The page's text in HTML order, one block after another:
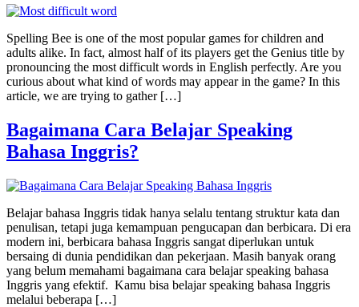
Spelling Bee is one of the most popular games for children and
adults alike. In fact, almost half of its players get the Genius title by
pronouncing the most difficult words in English perfectly. Are you
curious about what kind of words may appear in the game? In this
article, we are trying to gather […]
Bagaimana Cara Belajar Speaking
Bahasa Inggris?
Belajar bahasa Inggris tidak hanya selalu tentang struktur kata dan
penulisan, tetapi juga kemampuan pengucapan dan berbicara. Di era
modern ini, berbicara bahasa Inggris sangat diperlukan untuk
bersaing di dunia pendidikan dan pekerjaan. Masih banyak orang
yang belum memahami bagaimana cara belajar speaking bahasa
Inggris yang efektif. Kamu bisa belajar speaking bahasa Inggris
melalui beberapa […]